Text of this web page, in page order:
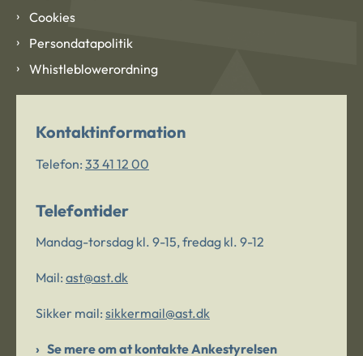
Cookies
Persondatapolitik
Whistleblowerordning
Kontaktinformation
Telefon: 33 41 12 00
Telefontider
Mandag-torsdag kl. 9-15, fredag kl. 9-12
Mail: ast@ast.dk
Sikker mail: sikkermail@ast.dk
Se mere om at kontakte Ankestyrelsen